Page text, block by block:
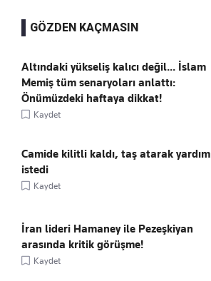
GÖZDEN KAÇMASIN
Altındaki yükseliş kalıcı değil... İslam
Memiş tüm senaryoları anlattı:
Önümüzdeki haftaya dikkat!
Kaydet
Camide kilitli kaldı, taş atarak yardım
istedi
Kaydet
İran lideri Hamaney ile Pezeşkiyan
arasında kritik görüşme!
Kaydet